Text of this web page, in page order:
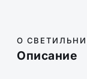
О
Описание